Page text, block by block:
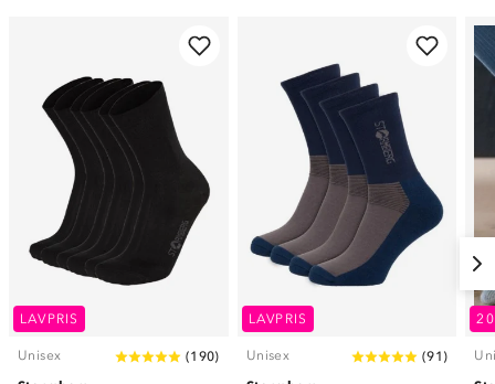
LAVPRIS
Unisex (190)
LAVPRIS
Unisex (91 )